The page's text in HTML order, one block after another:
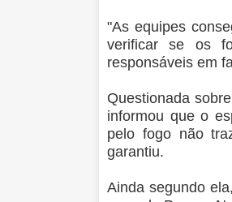
"As equipes
verificar se os
responsáveis em
Questionada
informou que o
pelo fogo não
garantiu.
Ainda segundo